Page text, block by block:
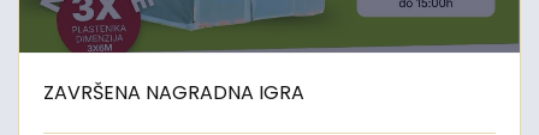
ZAVRŠENA NAGRADNA IGRA